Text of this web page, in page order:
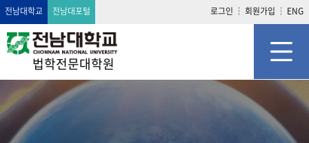
전남대학교 전남대포털 로그인 회원가입 ENG
법학전문대학원